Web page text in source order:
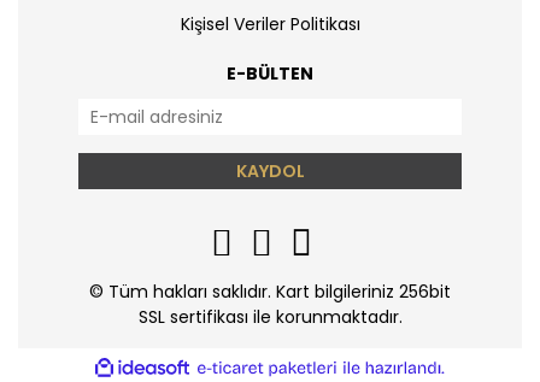
Kişisel Veriler Politikası
E-BÜLTEN
KAYDOL
© Tüm hakları saklıdır. Kart bilgileriniz 256bit
SSL sertifikası ile korunmaktadır.
ideasoft e-